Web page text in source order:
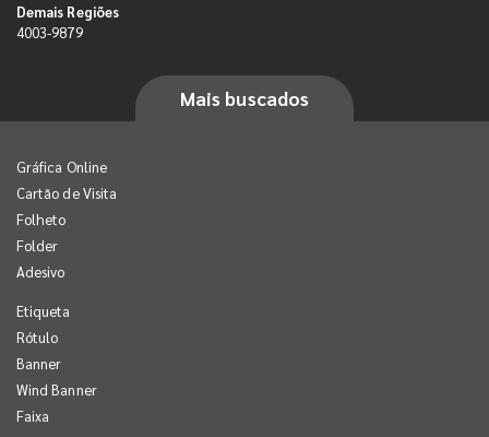
Demais Regiões
4003-9879
Mais buscados
Gráfica Online
Cartão de Visita
Folheto
Folder
Adesivo
Etiqueta
Rótulo
Banner
Wind Banner
Faixa